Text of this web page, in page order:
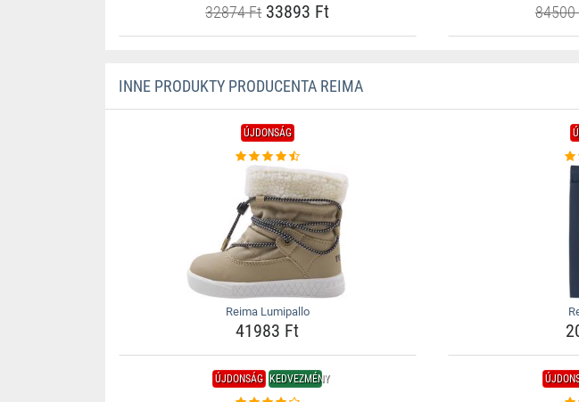
32874 Ft33893 Ft 84500
INNE PRODUKTY PRODUCENTA REIMA
ÚJDONSÁG
Reima Lumipallo
41983 Ft
ÚJDONSÁG KEDVEZMÉNY